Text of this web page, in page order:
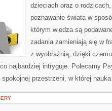
dzieciach oraz o
poznawanie świata w
którym wiedza są
zadania zamieniają się w
z wyobraźnią, dzięki
najbardziej intryguje. Polecamy
spokojnej przestrzeni, w której